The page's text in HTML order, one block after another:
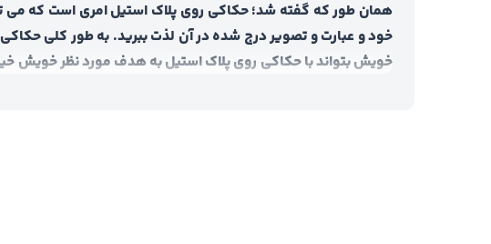
همان طور که گفته شد؛ حکاکی روی پلاک استیل امری است که می
خود و عبارت و تصویر درج شده در آن لذت ببرید. به طور کلی
خویش بتواند با حکاکی روی پلاک استیل به هدف مورد نظر خویش
شایان توجه است که شما می توانید به وسیله آن رو به
کمی به یکباره حجم زیادی مشتری را به خود جلب کنید؛ می